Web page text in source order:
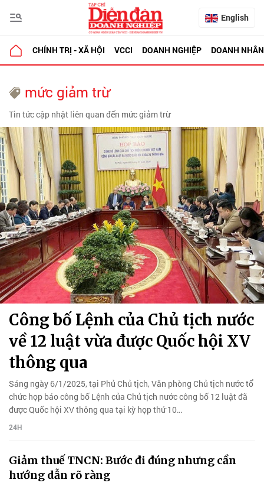
English
CHÍNH TRỊ - XÃ HỘI VCCI DOANH NGHIỆP DOANH NHÂN
mức giảm trừ
Tin tức cập nhật liên quan đến mức giảm trừ
Công bố Lệnh của Chủ tịch nước
về 12 luật vừa được Quốc hội XV
thông qua
Sáng ngày 6/1/2025, tại Phủ Chủ tịch, Văn phòng Chủ tịch nước tổ
chức họp báo công bố Lệnh của Chủ tịch nước công bố 12 luật đã
được Quốc hội XV thông qua tại kỳ họp thứ 10…
24H
Giảm thuế TNCN: Bước đi đúng nhưng cần
hướng dẫn rõ ràng